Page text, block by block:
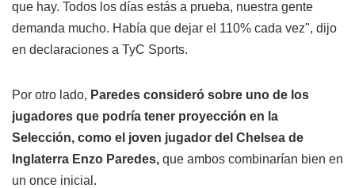
que hay. Todos los días estás a prueba, nuestra gente
demanda mucho. Había que dejar el 110% cada vez", dijo
en declaraciones a TyC Sports.
Por otro lado, Paredes consideró sobre uno de los
jugadores que podría tener proyección en la
Selección, como el joven jugador del Chelsea de
Inglaterra Enzo Paredes, que ambos combinarían bien en
un once inicial.